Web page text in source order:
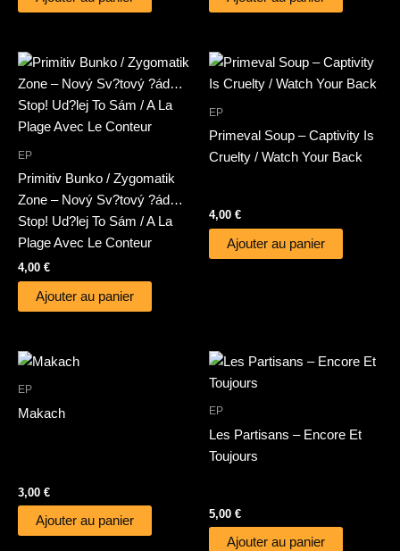
EP
Primitiv Bunko / Zygomatik
Zone – Nový Sv?tový ?ád…
Stop! Ud?lej To Sám / A La
Plage Avec Le Conteur
4,00 €
Ajouter au panier
EP
Primeval Soup – Captivity Is
Cruelty / Watch Your Back
4,00 €
Ajouter au panier
EP
Makach
3,00 €
Ajouter au panier
EP
Les Partisans – Encore Et
Toujours
5,00 €
Ajouter au panier